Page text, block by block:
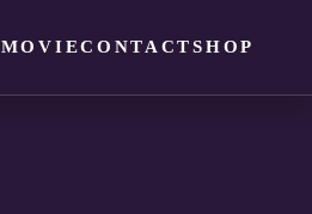
MOVIECONTACTSHOP